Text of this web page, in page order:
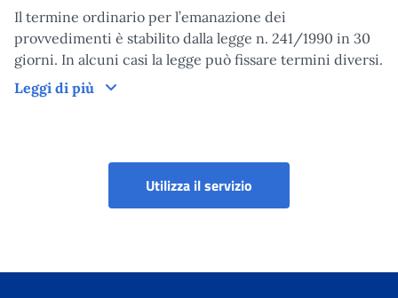
Il termine ordinario per l’emanazione dei
provvedimenti è stabilito dalla legge n. 241/1990 in 30
giorni. In alcuni casi la legge può fissare termini diversi.
Leggi di più
Tempi di lavorazione del provvedimento
Utilizza il servizio